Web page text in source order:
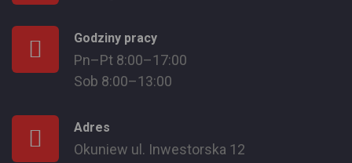
Godziny pracy
Pn–Pt 8:00–17:00
Sob 8:00–13:00
Adres
Okuniew ul. Inwestorska 12